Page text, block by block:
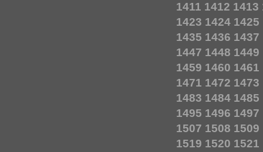
1411 1412 1413
1423 1424 1425
1435 1436 1437
1447 1448 1449
1459 1460 1461
1471 1472 1473
1483 1484 1485
1495 1496 1497
1507 1508 1509
1519 1520 1521